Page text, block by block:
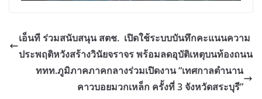
เอ็นที ร่วมสนับสนุน สตช. เปิดใช้ระบบบันทึกคะแนนความ
ประพฤติหวังสร้างวินัยจราจร พร้อมลดอุบัติเหตุบนท้องถนน
ททท.ภูมิภาคภาคกลางร่วมเปิดงาน “เทศกาลตำนาน
คาวบอยมวกเหล็ก ครั้งที่ 3 จังหวัดสระบุรี”